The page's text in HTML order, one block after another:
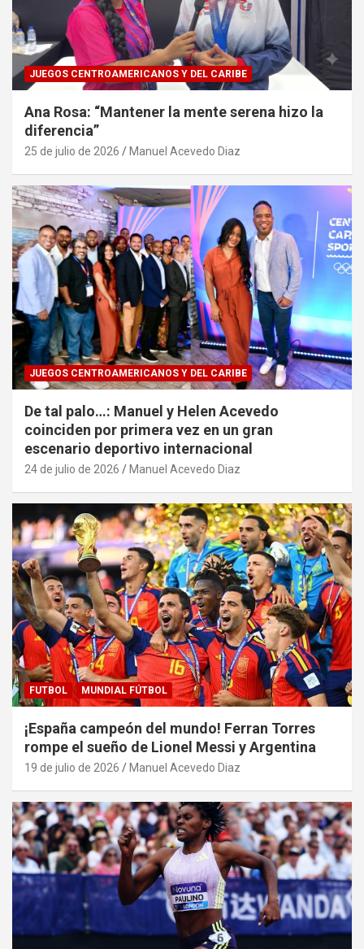
JUEGOS CENTROAMERICANOS Y DEL CARIBE
Ana Rosa: “Mantener la mente serena hizo la
diferencia”
25 de julio de 2026 Manuel Acevedo Diaz
JUEGOS CENTROAMERICANOS Y DEL CARIBE
De tal palo…: Manuel y Helen Acevedo
coinciden por primera vez en un gran
escenario deportivo internacional
24 de julio de 2026 Manuel Acevedo Diaz
FUTBOL MUNDIAL FÚTBOL
¡España campeón del mundo! Ferran Torres
rompe el sueño de Lionel Messi y Argentina
19 de julio de 2026 Manuel Acevedo Diaz